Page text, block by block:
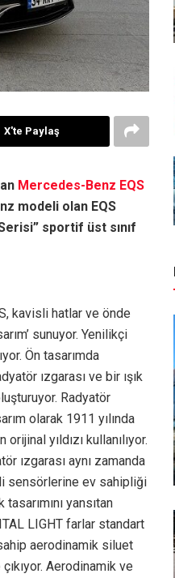
X'te Paylaş
Mercedes-Benz EQS
modeli olan EQS
sportif üst sınıf
kavisli hatlar ve önde
sunuyor. Yenilikçi
Ön tasarımda
ızgarası ve bir ışık
Radyatör
olarak 1911 yılında
yıldızı kullanılıyor.
ızgarası aynı zamanda
sensörlerine ev sahipliği
yansıtan
LIGHT farlar standart
aerodinamik siluet
Aerodinamik ve